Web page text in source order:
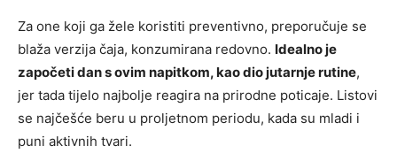
Za one koji ga žele koristiti preventivno, preporučuje se
blaža verzija čaja, konzumirana redovno. Idealno je
započeti dan s ovim napitkom, kao dio jutarnje rutine,
jer tada tijelo najbolje reagira na prirodne poticaje. Listovi
se najčešće beru u proljetnom periodu, kada su mladi i
puni aktivnih tvari.